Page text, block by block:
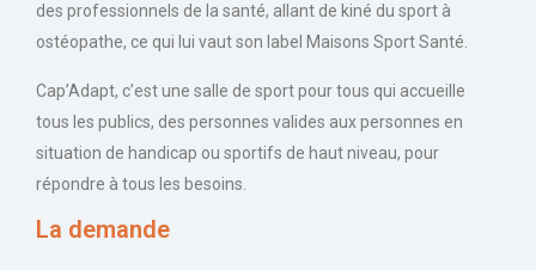
des professionnels de la santé, allant de kiné du sport à
ostéopathe, ce qui lui vaut son label Maisons Sport Santé.
Cap’Adapt, c’est une salle de sport pour tous qui accueille
tous les publics, des personnes valides aux personnes en
situation de handicap ou sportifs de haut niveau, pour
répondre à tous les besoins.
La demande